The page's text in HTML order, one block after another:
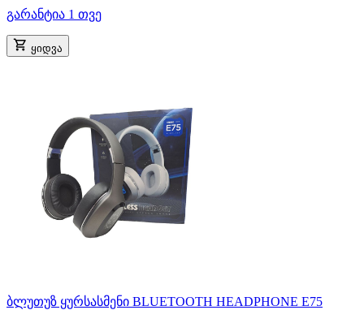
გარანტია 1 თვე
ყიდვა
ბლუთუზ ყურსასმენი BLUETOOTH HEADPHONE E75